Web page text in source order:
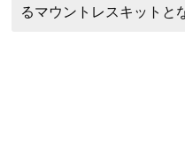
るマウントレスキットと